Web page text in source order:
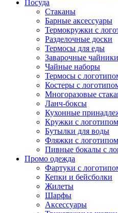
Посуда
Стаканы
Барные аксессуары
Термокружки с
Разделочные доски
Термосы для еды
Заварочные чайники
Чайные наборы
Термосы с
Костеры с
Многоразовые
Ланч-боксы
Кухонные
Кружки с логотипом
Бутылки для воды
Фляжки с логотипом
Пивные бокалы с
Промо одежда
Фартуки с
Кепки и бейсболки
Жилеты
Шарфы
Аксессуары